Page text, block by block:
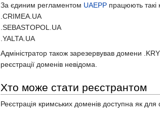
За єдиним регламентом UAEPP працюють такі
.CRIMEA.UA
.SEBASTOPOL.UA
.YALTA.UA
Адміністратор також зарезервував домени
реєстрації доменів невідома.
Хто може стати реєстрантом
Реєстрація кримських доменів доступна як